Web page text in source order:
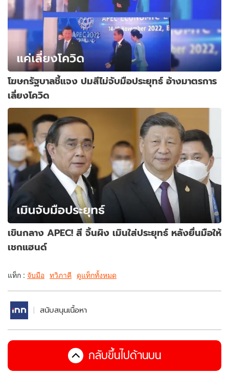
โฆษกรัฐบาลชี้แจง ปมสีไม่จับมือประยุทธ์ อ้างมาตรการ
เลี่ยงโควิด
เขินกลาง APEC! สี จิ้นผิง เมินใส่ประยุทธ์ หลังยื่นมือให้
เชกแฮนด์
แท็ก : จับมือ ทวิภาคี ดูแท็กทั้งหมด
สนับสนุนเนื้อหา
กลับขึ้นไปด้านบน